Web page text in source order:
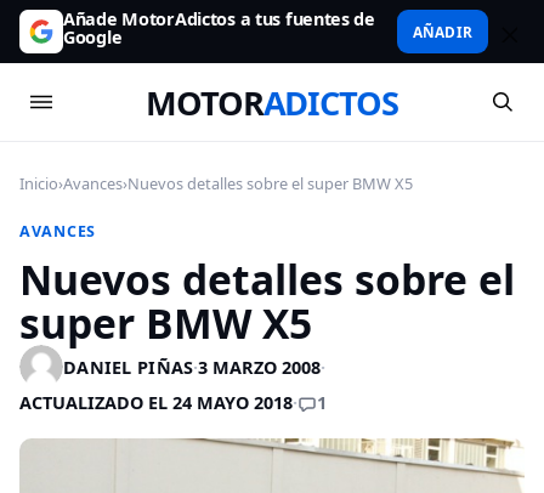
Añade MotorAdictos a tus fuentes de
Google AÑADIR
MOTORADICTOS
Inicio›Avances›Nuevos detalles sobre el super BMW X5
AVANCES
Nuevos detalles sobre el
super BMW X5
DANIEL PIÑAS·3 MARZO 2008·
ACTUALIZADO EL 24 MAYO 2018· 1